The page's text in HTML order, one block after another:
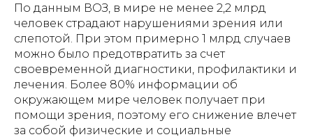
По данным ВОЗ, в мире не менее 2,2 млрд
человек страдают нарушениями зрения или
слепотой. При этом примерно 1 млрд случаев
можно было предотвратить за счет
своевременной диагностики, профилактики и
лечения. Более 80% информации об
окружающем мире человек получает при
помощи зрения, поэтому его снижение влечет
за собой физические и социальные